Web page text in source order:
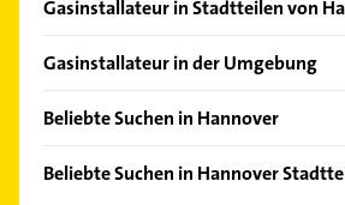
Gasinstallateur in Stadtteilen von
Anderten
Döhren
Groß Buchholz
Gasinstallateur in der Umgebung
Seelze
Ronnenberg
Beliebte Suchen in Hannover
Rohrreinigung
Beliebte Suchen in Hannover